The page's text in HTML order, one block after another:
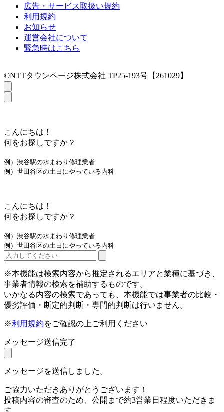
広告・サービス取扱い規約
利用規約
お知らせ
運営会社について
緊急時はこちら
©NTTタウンページ株式会社 TP25-193号【261029】
こんにちは！
何をお探しですか？
例）渋谷駅の水まわり修理業者
例）世田谷区の土日にやっている内科
こんにちは！
何をお探しですか？
例）渋谷駅の水まわり修理業者
例）世田谷区の土日にやっている内科
※本機能は検索内容から推定されるエリアと業種に基づき、
事業者情報の検索を補助するものです。
いかなる内容の検索であっても、本機能では事業者の比較・
優劣評価・断定的判断・専門的判断は行いません。
※利用規約をご確認の上ご利用ください
メッセージ送信完了
メッセージを送信しました。
ご協力いただきありがとうございます！
投稿内容の審査のため、公開まで約3営業日程度いただきま